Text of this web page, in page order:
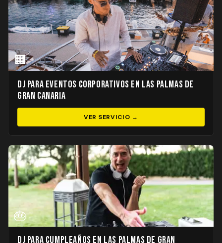
🏢
DJ para Eventos Corporativos en Las Palmas de
Gran Canaria
VER SERVICIO →
🎂
DJ para Cumpleaños en Las Palmas de Gran